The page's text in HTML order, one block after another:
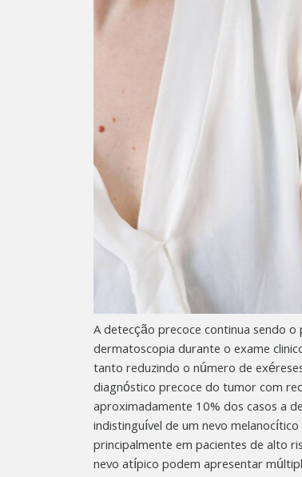
A detecção precoce continua sendo
dermatoscopia durante o exame
tanto reduzindo o número de
diagnóstico precoce do tumor com
aproximadamente 10% dos casos a
indistinguível de um nevo
principalmente em pacientes de alto
nevo atípico podem apresentar